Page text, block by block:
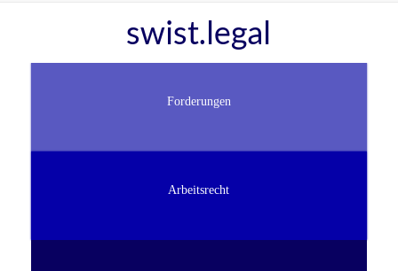
swist.legal
Forderungen
Arbeitsrecht